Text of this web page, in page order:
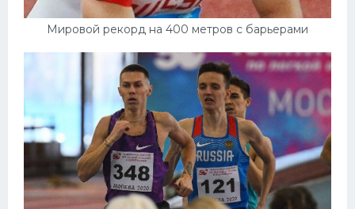
Мировой рекорд на 400 метров с барьерами